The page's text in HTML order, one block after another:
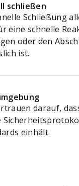
schließen
Schließung
eine schnelle
oder den
ist.
darauf,
einhält.